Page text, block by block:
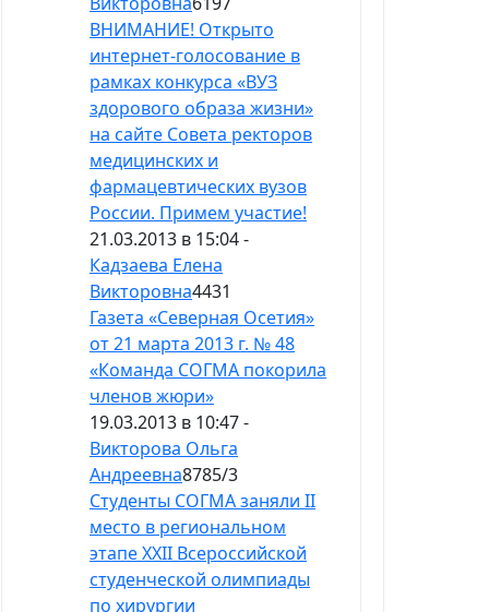
ВНИМАНИЕ! Открыто
интернет-голосование в
рамках конкурса «ВУЗ
здорового образа жизни»
на сайте Совета ректоров
медицинских и
фармацевтических вузов
России. Примем участие!
21.03.2013 в 15:04 -
Кадзаева Елена
Викторовна4431
Газета «Северная Осетия»
от 21 марта 2013 г. № 48
«Команда СОГМА покорила
членов жюри»
19.03.2013 в 10:47 -
Викторова Ольга
Андреевна8785/3
Студенты СОГМА заняли II
место в региональном
этапе XXII Всероссийской
студенческой олимпиады
по хирургии